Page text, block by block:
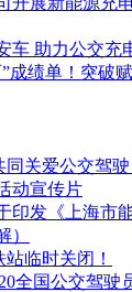
车 助力公交充
成绩单！突破
关爱公交驾驶
动宣传片
印发《上海市
）
临时关闭！
全国公交驾驶